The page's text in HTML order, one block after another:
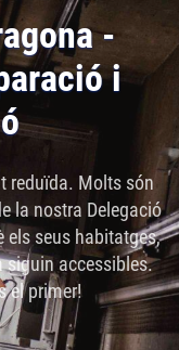
-
i
reduïda. Molts són
la nostra Delegació
els seus habitatges,
siguin accessibles.
el primer!